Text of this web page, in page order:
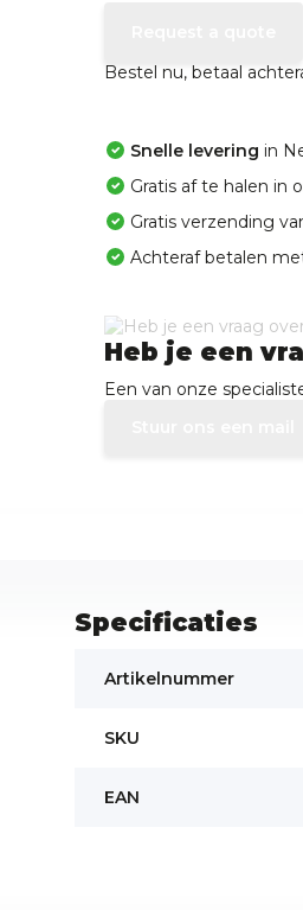
Bestel nu, betaal
Snelle levering in
Gratis af te halen in
Gratis verzending
Achteraf betalen
Heb je een
Een van onze
Specificaties
Artikelnummer
SKU
EAN